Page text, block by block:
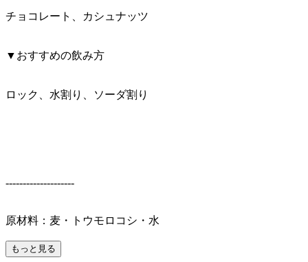
チョコレート、カシュナッツ
▼おすすめの飲み方
ロック、水割り、ソーダ割り
--------------------
原材料：麦・トウモロコシ・水
もっと見る